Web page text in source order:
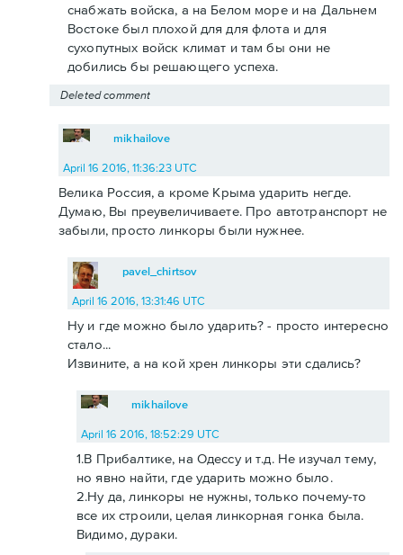
снабжать войска, а на Белом море и на Дальнем
Востоке был плохой для для флота и для
сухопутных войск климат и там бы они не
добились бы решающего успеха.
Deleted comment
mikhailove
April 16 2016, 11:36:23 UTC
Велика Россия, а кроме Крыма ударить негде.
Думаю, Вы преувеличиваете. Про автотранспорт не
забыли, просто линкоры были нужнее.
pavel_chirtsov
April 16 2016, 13:31:46 UTC
Ну и где можно было ударить? - просто интересно
стало...
Извините, а на кой хрен линкоры эти сдались?
mikhailove
April 16 2016, 18:52:29 UTC
1.В Прибалтике, на Одессу и т.д. Не изучал тему,
но явно найти, где ударить можно было.
2.Ну да, линкоры не нужны, только почему-то
все их строили, целая линкорная гонка была.
Видимо, дураки.